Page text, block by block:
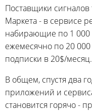
Поставщики
Маркета - в сервисе
набирающие по 1 000
ежемесячно по 20
подписки в 20$/месяц.
В общем, спустя два
приложений и
становится горячо -